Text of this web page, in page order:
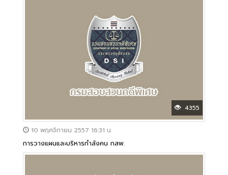
4355
10 พฤศจิกายน 2557 16:31 น.
การวางแผนและบริหารกำลังคน กสพ.